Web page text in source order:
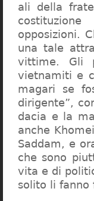
ali della
opposizioni.
una tale
vittime. Gli
vietnamiti e
magari se
dirigente”,
dacia e la
anche
Saddam, e
che sono
vita e di
solito li fanno